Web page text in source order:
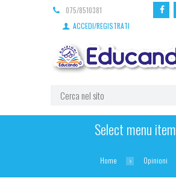
075/8510381
ACCEDI/REGISTRATI
Select menu item
Home Opinioni